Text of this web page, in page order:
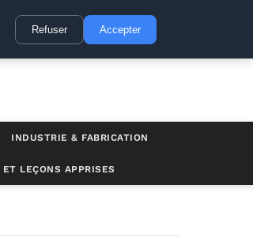
INDUSTRIE & FABRICATION
ET LEÇONS APPRISES
Refuser Accepter